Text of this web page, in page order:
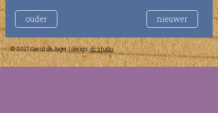
ouder nieuwer
© 2017 Gerrit de Jager | design:dc studio